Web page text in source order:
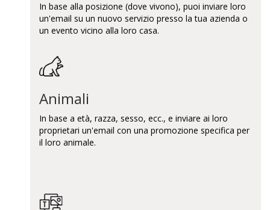
In base alla posizione (dove vivono), puoi inviare loro
un'email su un nuovo servizio presso la tua azienda o
un evento vicino alla loro casa.
Animali
In base a età, razza, sesso, ecc., e inviare ai loro
proprietari un'email con una promozione specifica per
il loro animale.